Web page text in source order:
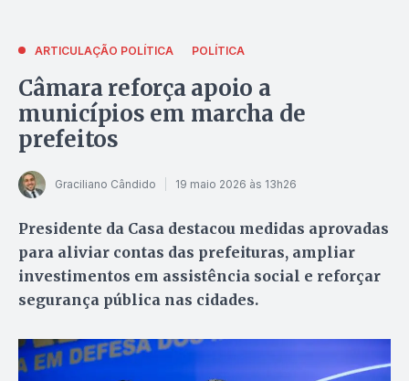
ARTICULAÇÃO POLÍTICA POLÍTICA
Câmara reforça apoio a
municípios em marcha de
prefeitos
Graciliano Cândido 19 maio 2026 às 13h26
Presidente da Casa destacou medidas aprovadas
para aliviar contas das prefeituras, ampliar
investimentos em assistência social e reforçar
segurança pública nas cidades.